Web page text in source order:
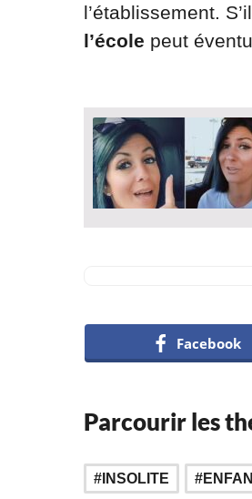
l’établissement.
l’école peut
Facebook
Parcourir les
INSOLITE